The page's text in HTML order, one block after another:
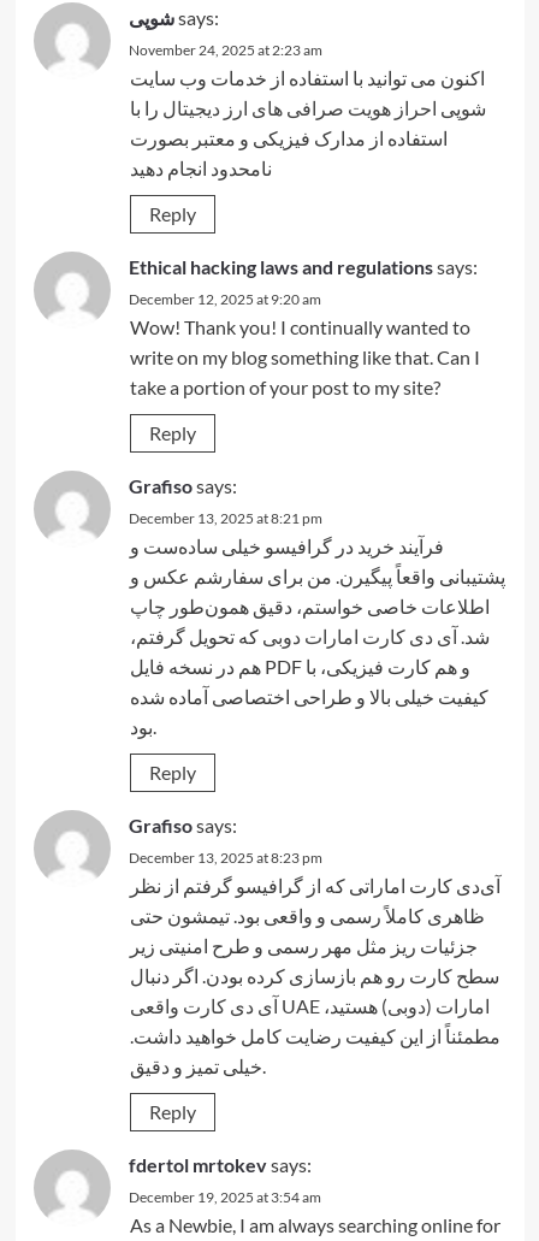
شوپیsays:
November 24, 2025 at 2:23 am
اکنون می توانید با استفاده از خدمات وب سایت
شوپی احراز هویت صرافی های ارز دیجیتال را با
استفاده از مدارک فیزیکی و معتبر بصورت
نامحدود انجام دهید
Reply
Ethical hacking laws and regulationssays:
December 12, 2025 at 9:20 am
Wow! Thank you! I continually wanted to
write on my blog something like that. Can I
take a portion of your post to my site?
Reply
Grafisosays:
December 13, 2025 at 8:21 pm
فرآیند خرید در گرافیسو خیلی ساده‌ست و
پشتیبانی واقعاً پیگیرن. من برای سفارشم عکس و
اطلاعات خاصی خواستم، دقیق همون‌طور چاپ
شد.آی دی کارت امارات دوبی که تحویل گرفتم،
هم در نسخه فایل PDF و هم کارت فیزیکی، با
کیفیت خیلی بالا و طراحی اختصاصی آماده شده
بود.
Reply
Grafisosays:
December 13, 2025 at 8:23 pm
آی‌دی کارت اماراتی که از گرافیسو گرفتم از نظر
ظاهری کاملاً رسمی و واقعی بود. تیمشون حتی
جزئیات ریز مثل مهر رسمی و طرح امنیتی زیر
سطح کارت رو هم بازسازی کرده بودن. اگر دنبال
آی دی کارت واقعی UAE امارات (دوبی) هستید،
مطمئناً از این کیفیت رضایت کامل خواهید داشت.
خیلی تمیز و دقیق.
Reply
fdertol mrtokevsays:
December 19, 2025 at 3:54 am
As a Newbie, I am always searching online for